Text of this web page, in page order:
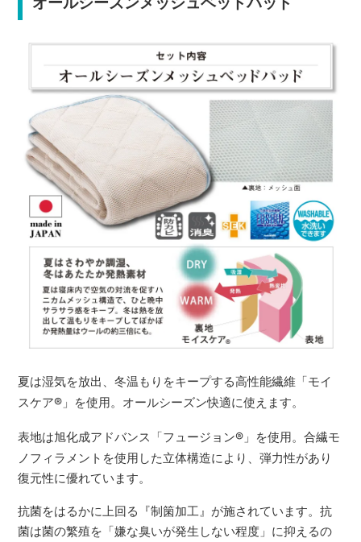
夏は湿気を放出、冬温もりをキープする高性能繊維「モイ
スケア® 」を使用。オールシーズン快適に使えます。
表地は旭化成アドバンス「フュージョン® 」を使用。合繊モ
ノフィラメントを使用した立体構造により、弾力性があり
復元性に優れています。
抗菌をはるかに上回る『制箘加工』が施されています。抗
菌は菌の繁殖を「嫌な臭いが発生しない程度」に抑えるの